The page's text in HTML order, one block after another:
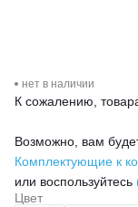
нет в наличии
К сожалению,
Возможно, вам
Комплектующие к
или воспользуйтесь
Цвет